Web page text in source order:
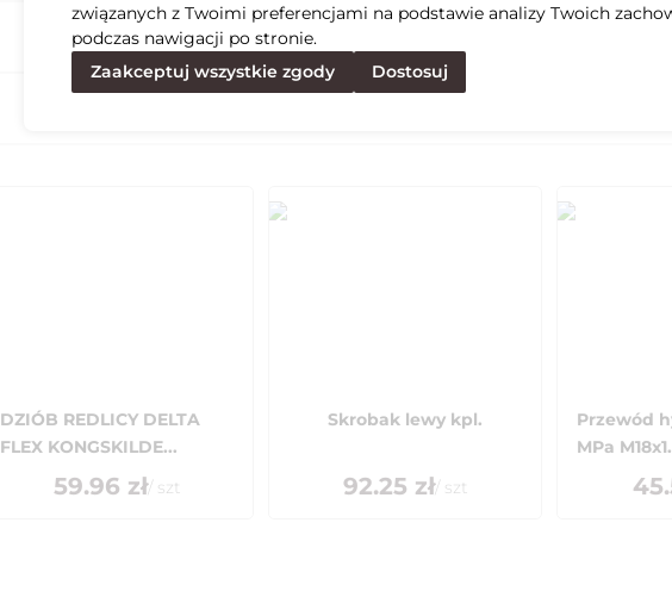
DZIÓB REDLICY DELTA
FLEX KONGSKILDE...
59.96 zł/ szt
Skrobak lewy kpl.
92.25 zł/ szt
Przewód
MPa
związanych z Twoimi preferencjami na podstawie analizy Twoich
podczas nawigacji po stronie.
Zaakceptuj wszystkie zgody
Dostosuj